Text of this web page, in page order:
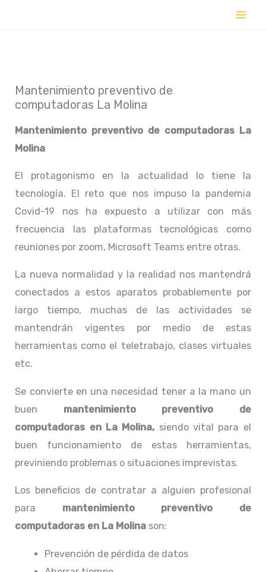
Mantenimiento preventivo de
computadoras La Molina
Mantenimiento preventivo de computadoras La
Molina
El protagonismo en la actualidad lo tiene la
tecnología. El reto que nos impuso la pandemia
Covid-19 nos ha expuesto a utilizar con más
frecuencia las plataformas tecnológicas como
reuniones por zoom, Microsoft Teams entre otras.
La nueva normalidad y la realidad nos mantendrá
conectados a estos aparatos probablemente por
largo tiempo, muchas de las actividades se
mantendrán vigentes por medio de estas
herramientas como el teletrabajo, clases virtuales
etc.
Se convierte en una necesidad tener a la mano un
buen mantenimiento preventivo de
computadoras en La Molina, siendo vital para el
buen funcionamiento de estas herramientas,
previniendo problemas o situaciones imprevistas.
Los beneficios de contratar a alguien profesional
para mantenimiento preventivo de
computadoras en La Molina son:
Prevención de pérdida de datos